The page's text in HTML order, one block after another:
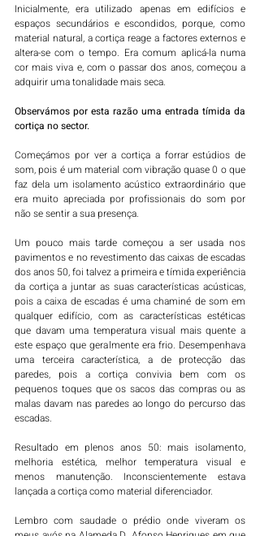
Inicialmente, era utilizado apenas em edifícios e
espaços secundários e escondidos, porque, como
material natural, a cortiça reage a factores externos e
altera-se com o tempo. Era comum aplicá-la numa
cor mais viva e, com o passar dos anos, começou a
adquirir uma tonalidade mais seca.
Observámos por esta razão uma entrada tímida da
cortiça no sector.
Começámos por ver a cortiça a forrar estúdios de
som, pois é um material com vibração quase 0 o que
faz dela um isolamento acústico extraordinário que
era muito apreciada por profissionais do som por
não se sentir a sua presença.
Um pouco mais tarde começou a ser usada nos
pavimentos e no revestimento das caixas de escadas
dos anos 50, foi talvez a primeira e tímida experiência
da cortiça a juntar as suas características acústicas,
pois a caixa de escadas é uma chaminé de som em
qualquer edifício, com as características estéticas
que davam uma temperatura visual mais quente a
este espaço que geralmente era frio. Desempenhava
uma terceira característica, a de protecção das
paredes, pois a cortiça convivia bem com os
pequenos toques que os sacos das compras ou as
malas davam nas paredes ao longo do percurso das
escadas.
Resultado em plenos anos 50: mais isolamento,
melhoria estética, melhor temperatura visual e
menos manutenção. Inconscientemente estava
lançada a cortiça como material diferenciador.
Lembro com saudade o prédio onde viveram os